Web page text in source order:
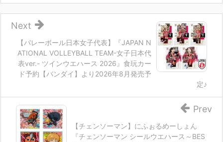
【バレーボール日本女子代表】『JAPAN N
ATIONAL VOLLEYBALL TEAM-女子日本代
表ver.- ツインウエハース 2026』食玩カー
ド予約【バンダイ】より2026年8月発売予
定♪
Next
【チェンソーマン】にふぉるめーしょん
『チェンソーマン シールウエハース～BES
Prev